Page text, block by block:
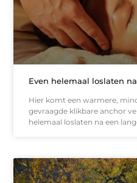
Even helemaal loslaten
Hier komt een warmere,
gevraagde klikbare anchor
helemaal loslaten na een